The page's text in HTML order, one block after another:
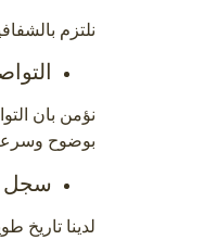
نلتزم
نؤمن بان
بوضوح
سجل
لدينا تاريخ